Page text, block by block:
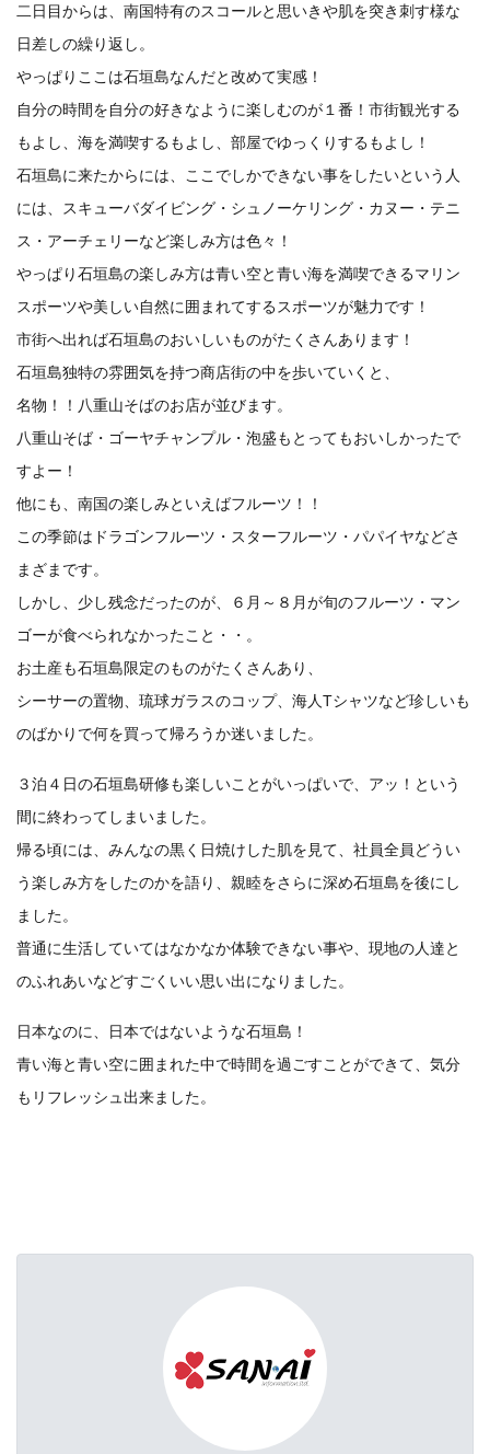
二日目からは、南国特有のスコールと思いきや肌を突き刺す様な
日差しの繰り返し。
やっぱりここは石垣島なんだと改めて実感！
自分の時間を自分の好きなように楽しむのが１番！市街観光する
もよし、海を満喫するもよし、部屋でゆっくりするもよし！
石垣島に来たからには、ここでしかできない事をしたいという人
には、スキューバダイビング・シュノーケリング・カヌー・テニ
ス・アーチェリーなど楽しみ方は色々！
やっぱり石垣島の楽しみ方は青い空と青い海を満喫できるマリン
スポーツや美しい自然に囲まれてするスポーツが魅力です！
市街へ出れば石垣島のおいしいものがたくさんあります！
石垣島独特の雰囲気を持つ商店街の中を歩いていくと、
名物！！八重山そばのお店が並びます。
八重山そば・ゴーヤチャンプル・泡盛もとってもおいしかったで
すよー！
他にも、南国の楽しみといえばフルーツ！！
この季節はドラゴンフルーツ・スターフルーツ・パパイヤなどさ
まざまです。
しかし、少し残念だったのが、６月～８月が旬のフルーツ・マン
ゴーが食べられなかったこと・・。
お土産も石垣島限定のものがたくさんあり、
シーサーの置物、琉球ガラスのコップ、海人Tシャツなど珍しいも
のばかりで何を買って帰ろうか迷いました。
３泊４日の石垣島研修も楽しいことがいっぱいで、アッ！という
間に終わってしまいました。
帰る頃には、みんなの黒く日焼けした肌を見て、社員全員どうい
う楽しみ方をしたのかを語り、親睦をさらに深め石垣島を後にし
ました。
普通に生活していてはなかなか体験できない事や、現地の人達と
のふれあいなどすごくいい思い出になりました。
日本なのに、日本ではないような石垣島！
青い海と青い空に囲まれた中で時間を過ごすことができて、気分
もリフレッシュ出来ました。